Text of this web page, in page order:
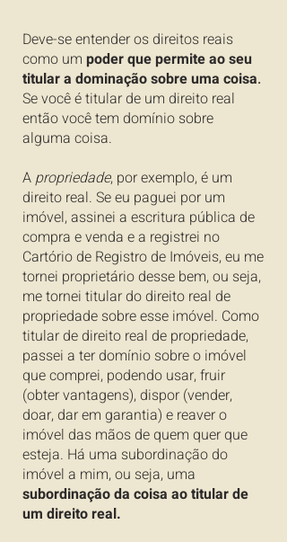
Deve-se entender os direitos reais
como um poder que permite ao seu
titular a dominação sobre uma coisa.
Se você é titular de um direito real
então você tem domínio sobre
alguma coisa.
Apropriedade, por exemplo, é um
direito real. Se eu paguei por um
imóvel, assinei a escritura pública de
compra e venda e a registrei no
Cartório de Registro de Imóveis, eu me
tornei proprietário desse bem, ou seja,
me tornei titular do direito real de
propriedade sobre esse imóvel. Como
titular de direito real de propriedade,
passei a ter domínio sobre o imóvel
que comprei, podendo usar, fruir
(obter vantagens), dispor (vender,
doar, dar em garantia) e reaver o
imóvel das mãos de quem quer que
esteja. Há uma subordinação do
imóvel a mim, ou seja, uma
subordinação da coisa ao titular de
um direito real.